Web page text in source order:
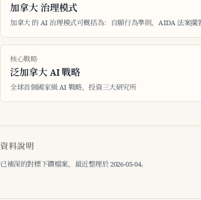
加拿大 治理模式
加拿大 的 AI 治理模式可概括為：自願行為準則，AIDA 法案擱
核心戰略
泛加拿大 AI 戰略
全球首個國家級 AI 戰略，投資三大研究所
資料說明
已補深的對標下鑽檔案，最近整理於 2026-05-04。